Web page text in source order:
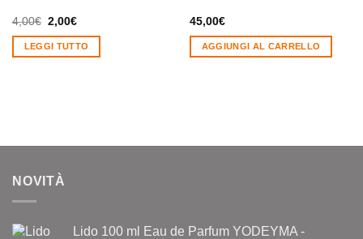
4,00€ Il
originale
era:
2,00€Il
attuale
è:
LEGGI TUTTO
45,00€
AGGIUNGI AL CARRELLO
NOVITÀ
Lido 100 ml Eau de Parfum YODEYMA -